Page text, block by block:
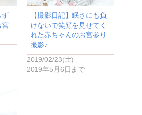
ず
宮
【撮影日記】眠さにも負
けないで笑顔を見せてく
れた赤ちゃんのお宮参り
撮影♪
2019/02/23(土)
2019年5月6日まで